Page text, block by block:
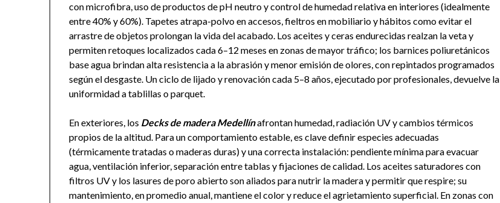
con microfibra, uso de productos de pH neutro y control de humedad relativa en interiores (idealmente
entre 40% y 60%). Tapetes atrapa-polvo en accesos, fieltros en mobiliario y hábitos como evitar el
arrastre de objetos prolongan la vida del acabado. Los aceites y ceras endurecidas realzan la veta y
permiten retoques localizados cada 6–12 meses en zonas de mayor tráfico; los barnices poliuretánicos
base agua brindan alta resistencia a la abrasión y menor emisión de olores, con repintados programados
según el desgaste. Un ciclo de lijado y renovación cada 5–8 años, ejecutado por profesionales, devuelve la
uniformidad a tablillas o parquet.
En exteriores, los Decks de madera Medellínafrontan humedad, radiación UV y cambios térmicos
propios de la altitud. Para un comportamiento estable, es clave definir especies adecuadas
(térmicamente tratadas o maderas duras) y una correcta instalación: pendiente mínima para evacuar
agua, ventilación inferior, separación entre tablas y fijaciones de calidad. Los aceites saturadores con
filtros UV y los lasures de poro abierto son aliados para nutrir la madera y permitir que respire; su
mantenimiento, en promedio anual, mantiene el color y reduce el agrietamiento superficial. En zonas con